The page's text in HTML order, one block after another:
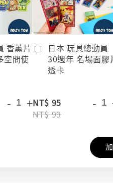
香薰片
空間使
- +
日本 玩具總動員
30週年 名場面膠
透卡
NT$ 95
NT$ 99
-